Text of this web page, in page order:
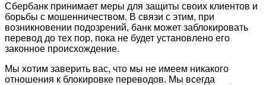
Сбербанк принимает меры для защиты своих клиентов и
борьбы с мошенничеством. В связи с этим, при
возникновении подозрений, банк может заблокировать
перевод до тех пор, пока не будет установлено его
законное происхождение.
Мы хотим заверить вас, что мы не имеем никакого
отношения к блокировке переводов. Мы всегда